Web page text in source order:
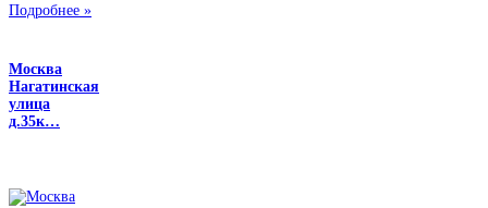
Подробнее »
Москва
Нагатинская
улица
д.35к…